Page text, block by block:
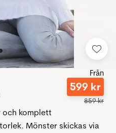
Från
599 kr
859kr
och komplett
Mönster skickas via